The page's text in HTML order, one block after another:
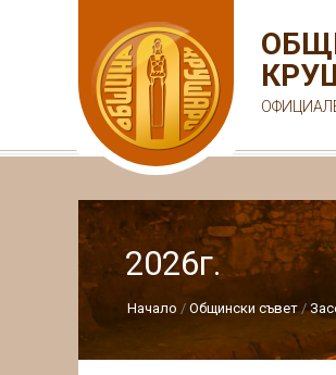
2026г.
Начало Общински съвет